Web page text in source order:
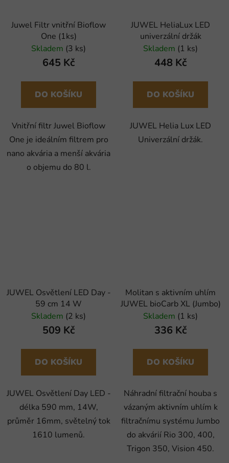
Juwel Filtr vnitřní Bioflow
One (1ks)
Skladem (3 ks)
645 Kč
DO KOŠÍKU
Vnitřní filtr Juwel Bioflow
One je ideálním filtrem pro
nano akvária a menší akvária
o objemu do 80 l.
JUWEL HeliaLux LED
univerzální držák
Skladem (1 ks)
448 Kč
DO KOŠÍKU
JUWEL Helia Lux LED
Univerzální držák.
JUWEL Osvětlení LED Day -
59 cm 14 W
Skladem (2 ks)
509 Kč
DO KOŠÍKU
JUWEL Osvětlení Day LED -
délka 590 mm, 14W,
průměr 16mm, světelný tok
1610 lumenů.
Molitan s aktivním uhlím
JUWEL bioCarb XL (Jumbo)
Skladem (1 ks)
336 Kč
DO KOŠÍKU
Náhradní filtrační houba s
vázaným aktivním uhlím k
filtračnímu systému Jumbo
do akvárií Rio 300, 400,
Trigon 350, Vision 450.